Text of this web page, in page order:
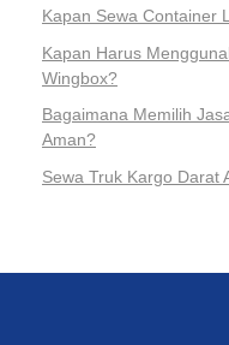
Kapan Sewa Container
Kapan Harus
Wingbox?
Bagaimana Memilih
Aman?
Sewa Truk Kargo Darat